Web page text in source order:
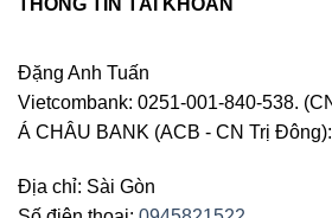
THÔNG TIN TÀI KHOẢN
Đặng Anh Tuấn
Vietcombank: 0251-001-840-538.
Á CHÂU BANK (ACB - CN Trị
Địa chỉ: Sài Gòn